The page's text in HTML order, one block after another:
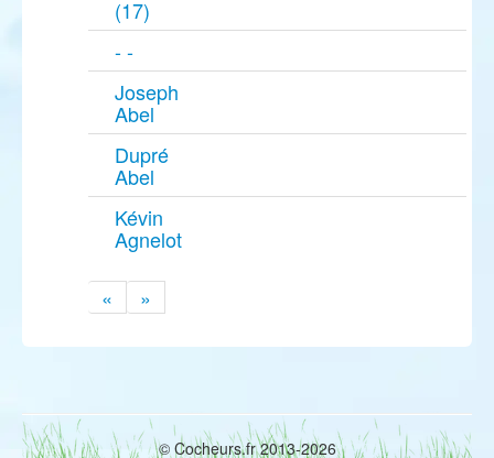
(17)
- -
Joseph
Abel
Dupré
Abel
Kévin
Agnelot
« »
© Cocheurs.fr 2013-2026